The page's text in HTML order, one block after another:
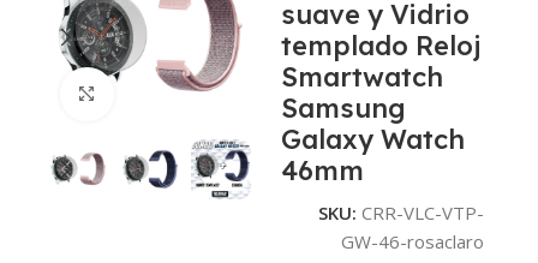
Click to enlarge
suave y Vidrio
templado Reloj
Smartwatch
Samsung
Galaxy Watch
46mm
SKU: CRR-VLC-VTP-
GW-46-rosaclaro